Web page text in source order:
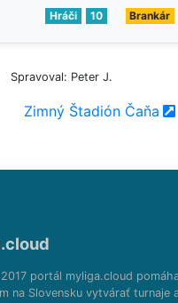
Hráči 10 Brankár
Spravoval: Peter J.
Zimný Štadión Čaňa
portál myliga.cloud
na Slovensku vytvárať turnaje